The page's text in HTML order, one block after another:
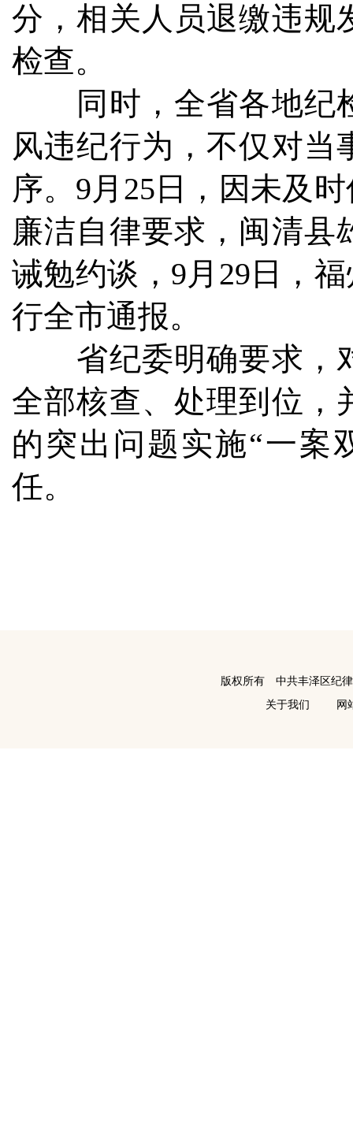
分，相关人员退缴违规
检查。
同时，全省各地纪
风违纪行为，不仅对当
序。9月25日，因未及
廉洁自律要求，闽清县
诫勉约谈，9月29日，
行全市通报。
省纪委明确要求，对
全部核查、处理到位，
的突出问题实施“一案
任。
版权所有 中共丰泽区纪
关于我们
网